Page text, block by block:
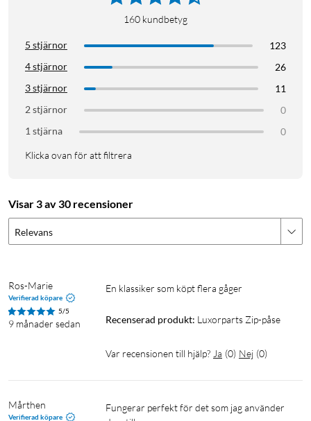
160 kundbetyg
5 stjärnor
123
4 stjärnor
26
3 stjärnor
11
2 stjärnor
0
1 stjärna
0
Klicka ovan för att filtrera
Visar 3 av 30 recensioner
Relevans
Ros-Marie
Verifierad köpare
5/5
9 månader sedan
en klassiker som köpt flera gåger
Recenserad produkt: Luxorparts Zip-påse
Var recensionen till hjälp? Ja (0) Nej (0)
Mårthen
Verifierad köpare
Fungerar perfekt för det som jag använder